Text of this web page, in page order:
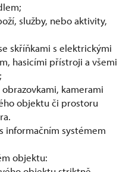
služby, nebo aktivity,
skříňkami s elektrickými
hasicími přístroji a všemi
kamerami
objektu či prostoru
systémem
objektu: